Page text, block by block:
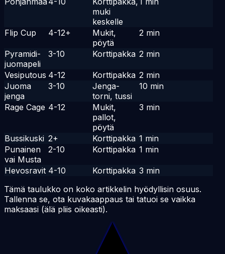
muki
keskelle
Flip Cup 4-12+
Mukit,
pöytä
2 min
Pyramidi-
juomapeli
3-10 Korttipakka 2 min
Vesiputous 4-12 Korttipakka 2 min
Juoma
jenga
3-10
Jenga-
torni, tussi
10 min
Rage Cage 4-12
Mukit,
pallot,
pöytä
3 min
Bussikuski 2+ Korttipakka 1 min
Punainen
vai Musta
2-10 Korttipakka 1 min
Hevosravit 4-10 Korttipakka 3 min
Tämä taulukko on koko artikkelin hyödyllisin osuus.
Tallenna se, ota kuvakaappaus tai tatuoi se vaikka
maksaasi (älä pliis oikeasti).